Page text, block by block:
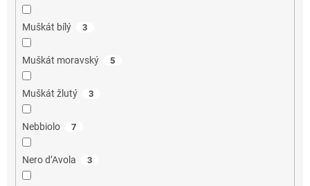
Muškát bílý 3
Muškát moravský 5
Muškát žlutý 3
Nebbiolo 7
Nero d’Avola 3